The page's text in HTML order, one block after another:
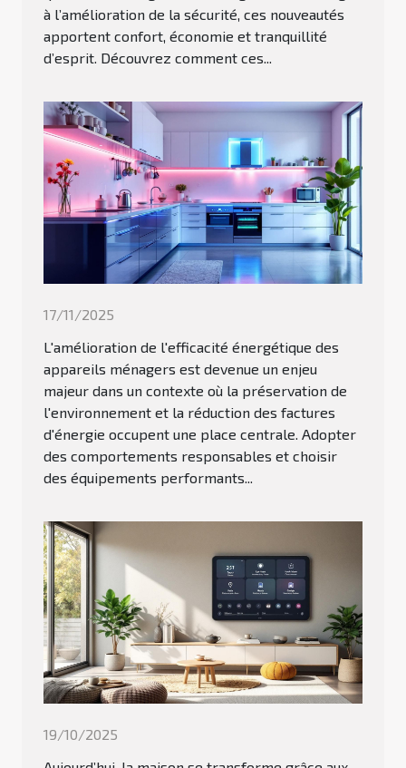
à l’amélioration de la sécurité, ces nouveautés
apportent confort, économie et tranquillité
d’esprit. Découvrez comment ces...
17/11/2025
L'amélioration de l'efficacité énergétique des
appareils ménagers est devenue un enjeu
majeur dans un contexte où la préservation de
l'environnement et la réduction des factures
d'énergie occupent une place centrale. Adopter
des comportements responsables et choisir
des équipements performants...
19/10/2025